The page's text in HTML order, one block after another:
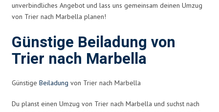
unverbindliches Angebot und lass uns gemeinsam deinen Umzug
von Trier nach Marbella planen!
Günstige Beiladung von
Trier nach Marbella
Günstige Beiladung von Trier nach Marbella
Du planst einen Umzug von Trier nach Marbella und suchst nach